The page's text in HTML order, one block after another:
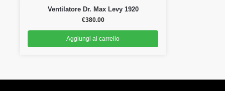
Ventilatore Dr. Max Levy 1920
€380.00
Aggiungi al carrello